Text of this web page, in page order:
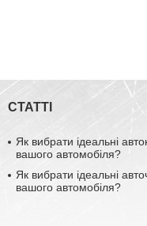
СТАТТІ
Як вибрати ідеальні
вашого автомобіля?
Як вибрати ідеальні
вашого автомобіля?